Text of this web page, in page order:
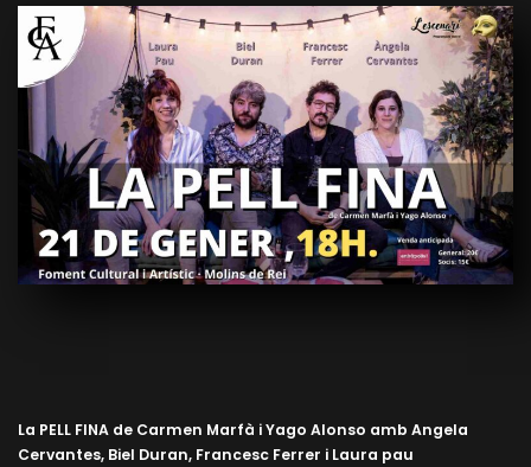
La PELL FINA de Carmen Marfà i Yago Alonso amb Angela
Cervantes, Biel Duran, Francesc Ferrer i Laura pau